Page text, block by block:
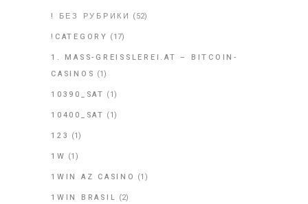
! БЕЗ РУБРИКИ (52)
!CATEGORY (17)
1. MASS-GREISSLEREI.AT – BITCOIN-
CASINOS (1)
10390_SAT (1)
10400_SAT (1)
123 (1)
1W (1)
1WIN AZ CASINO (1)
1WIN BRASIL (2)